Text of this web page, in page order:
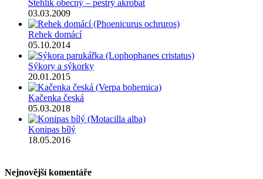
Stehlík obecný – pestrý akrobat
03.03.2009
Rehek domácí
05.10.2014
Sýkory a sýkorky
20.01.2015
Kačenka česká
05.03.2018
Konipas bílý
18.05.2016
Nejnovější komentáře